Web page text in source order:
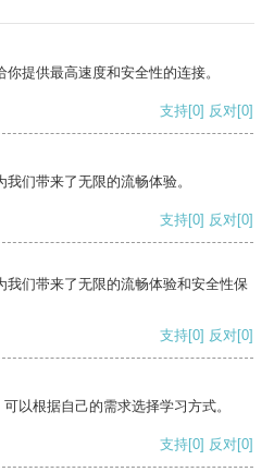
提供最高速度和安全性的连接。
支持[0] 反对[0]
们带来了无限的流畅体验。
支持[0] 反对[0]
们带来了无限的流畅体验和安全性保
支持[0] 反对[0]
以根据自己的需求选择学习方式。
支持[0] 反对[0]